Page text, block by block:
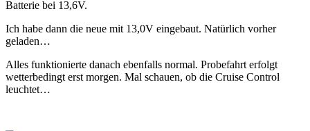
Batterie bei 13,6V.
Ich habe dann die neue mit 13,0V eingebaut. Natürlich vorher
geladen…
Alles funktionierte danach ebenfalls normal. Probefahrt erfolgt
wetterbedingt erst morgen. Mal schauen, ob die Cruise Control
leuchtet…